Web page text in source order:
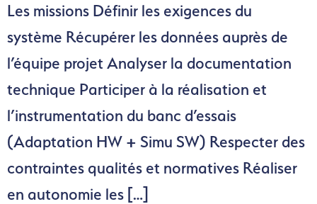
Les missions Définir les exigences du
système Récupérer les données auprès de
l’équipe projet Analyser la documentation
technique Participer à la réalisation et
l’instrumentation du banc d’essais
(Adaptation HW + Simu SW) Respecter des
contraintes qualités et normatives Réaliser
en autonomie les […]